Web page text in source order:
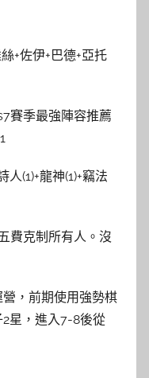
+佐伊+巴德+亞托
(1)+龍神(1)+竊法
費克制所有人。沒
，前期使用強勢棋
星，進入7-8後從